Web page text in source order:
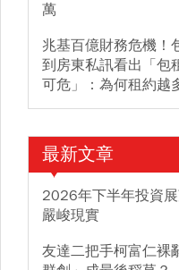
萬
兆基百億財務危機！
到房東私訊看出「包
可危」：為何租約越
最新文章
2026年下半年投資
嚴峻現實
友達二把手柯富仁裸